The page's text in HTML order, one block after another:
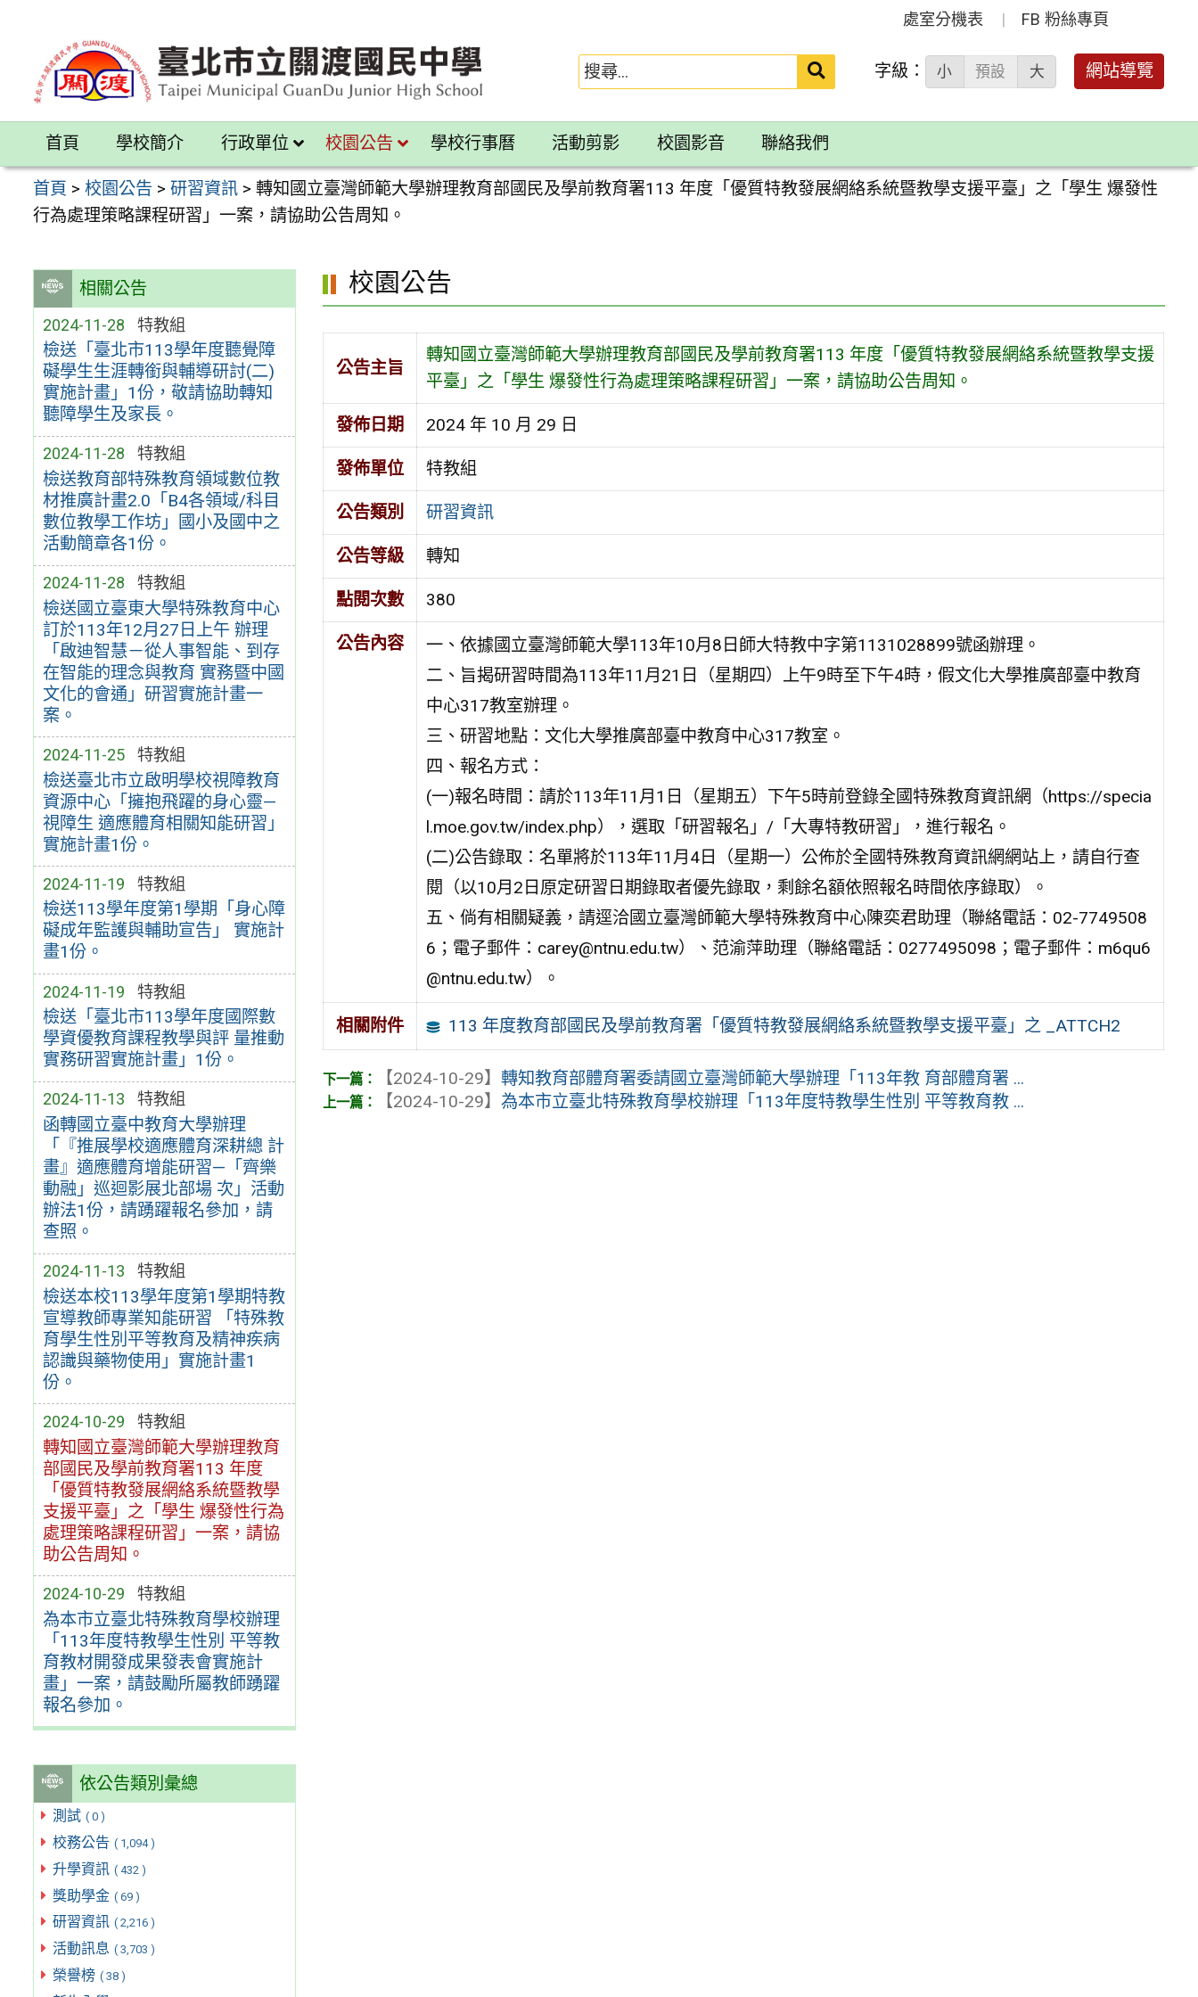
內
區
處室分機表 FB 粉絲專頁
送出 字級： 小 預設 大 網站導覽
首頁 學校簡介 行政單位 校園公告 學校行事曆 活動剪影 校園影音 聯絡我們
首頁 >校園公告 >研習資訊 >轉知國立臺灣師範大學辦理教育部國民及學前教育署113 年度「優質特教發展網絡系統暨教學支援平臺」之「學生 爆發性
行為處理策略課程研習」一案，請協助公告周知。
相關公告
2024-11-28 特教組
檢送「臺北市113學年度聽覺障
礙學生生涯轉銜與輔導研討(二)
實施計畫」1份，敬請協助轉知
聽障學生及家長。
2024-11-28 特教組
檢送教育部特殊教育領域數位教
材推廣計畫2.0「B4各領域/科目
數位教學工作坊」國小及國中之
活動簡章各1份。
2024-11-28 特教組
檢送國立臺東大學特殊教育中心
訂於113年12月27日上午 辦理
「啟迪智慧－從人事智能、到存
在智能的理念與教育 實務暨中國
文化的會通」研習實施計畫一
案。
2024-11-25 特教組
檢送臺北市立啟明學校視障教育
資源中心「擁抱飛躍的身心靈—
視障生 適應體育相關知能研習」
實施計畫1份。
2024-11-19 特教組
檢送113學年度第1學期「身心障
礙成年監護與輔助宣告」 實施計
畫1份。
2024-11-19 特教組
檢送「臺北市113學年度國際數
學資優教育課程教學與評 量推動
實務研習實施計畫」1份。
2024-11-13 特教組
函轉國立臺中教育大學辦理
「『推展學校適應體育深耕總 計
畫』適應體育增能研習—「齊樂
動融」巡迴影展北部場 次」活動
辦法1份，請踴躍報名參加，請
查照。
2024-11-13 特教組
檢送本校113學年度第1學期特教
宣導教師專業知能研習 「特殊教
育學生性別平等教育及精神疾病
認識與藥物使用」實施計畫1
份。
2024-10-29 特教組
轉知國立臺灣師範大學辦理教育
部國民及學前教育署113 年度
「優質特教發展網絡系統暨教學
支援平臺」之「學生 爆發性行為
處理策略課程研習」一案，請協
助公告周知。
2024-10-29 特教組
為本市立臺北特殊教育學校辦理
「113年度特教學生性別 平等教
育教材開發成果發表會實施計
畫」一案，請鼓勵所屬教師踴躍
報名參加。
依公告類別彙總
測試 ( 0 )
校務公告 ( 1,094 )
升學資訊 ( 432 )
獎助學金 ( 69 )
研習資訊 ( 2,216 )
活動訊息 ( 3,703 )
榮譽榜 ( 38 )
校園公告
公告主旨
轉知國立臺灣師範大學辦理教育部國民及學前教育署113 年度「優質特教發展網絡系統暨教學支援
平臺」之「學生 爆發性行為處理策略課程研習」一案，請協助公告周知。
發佈日期 2024 年 10 月 29 日
發佈單位 特教組
公告類別 研習資訊
公告等級 轉知
點閱次數 380
公告內容
一、依據國立臺灣師範大學113年10月8日師大特教中字第1131028899號函辦理。
二、旨揭研習時間為113年11月21日（星期四）上午9時至下午4時，假文化大學推廣部臺中教育
中心317教室辦理。
三、研習地點：文化大學推廣部臺中教育中心317教室。
四、報名方式：
(一)報名時間：請於113年11月1日（星期五）下午5時前登錄全國特殊教育資訊網（https://specia
l.moe.gov.tw/index.php），選取「研習報名」/「大專特教研習」，進行報名。
(二)公告錄取：名單將於113年11月4日（星期一）公佈於全國特殊教育資訊網網站上，請自行查
閱（以10月2日原定研習日期錄取者優先錄取，剩餘名額依照報名時間依序錄取）。
五、倘有相關疑義，請逕洽國立臺灣師範大學特殊教育中心陳奕君助理（聯絡電話：02-7749508
6；電子郵件：carey@ntnu.edu.tw）、范渝萍助理（聯絡電話：0277495098；電子郵件：m6qu6
@ntnu.edu.tw）。
相關附件 113 年度教育部國民及學前教育署「優質特教發展網絡系統暨教學支援平臺」之 _ATTCH2
【2024-10-29】轉知教育部體育署委請國立臺灣師範大學辦理「113年教 育部體育署 ...
【2024-10-29】為本市立臺北特殊教育學校辦理「113年度特教學生性別 平等教育教 ...